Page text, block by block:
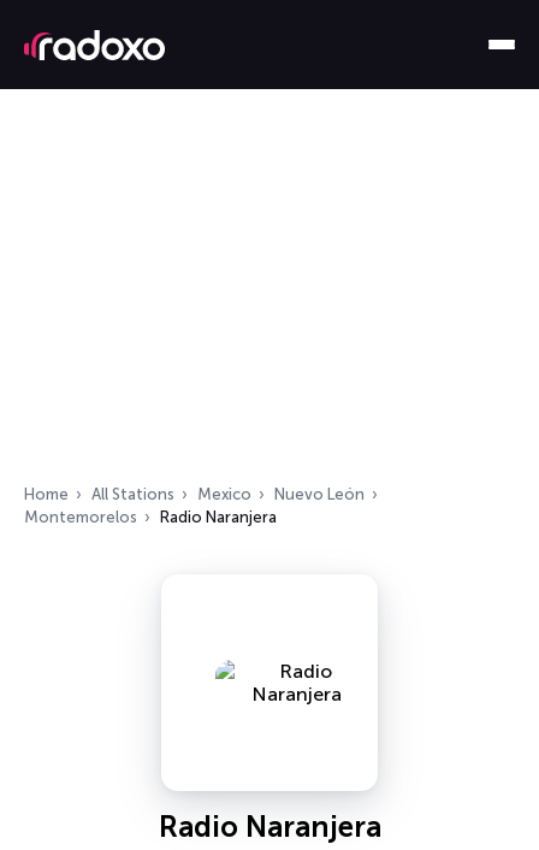
Home All Stations Mexico
Nuevo León
Montemorelos
Radio Naranjera
Radio Naranjera